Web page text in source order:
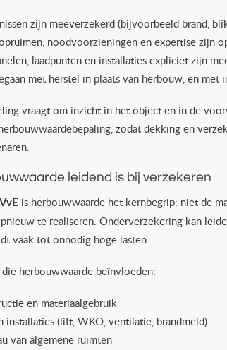
zijn meeverzekerd (bijvoorbeeld brand,
noodvoorzieningen en expertise zijn
laadpunten en installaties expliciet zijn
met herstel in plaats van herbouw, en met
vraagt om inzicht in het object en in de
zodat dekking en
leidend is bij verzekeren
is herbouwwaarde het kernbegrip: niet de
te realiseren. Onderverzekering kan
vaak tot onnodig hoge lasten.
herbouwwaarde beïnvloeden:
en materiaalgebruik
installaties (lift, WKO, ventilatie, brandmeld)
van algemene ruimten